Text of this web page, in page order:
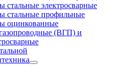
стальные электросварные
стальные профильные
оцинкованные
(ВГП) и